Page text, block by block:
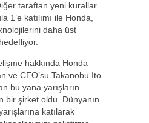
taraftan yeni kurallar
1’e katılımı ile Honda,
daha üst
hakkında Honda
ve CEO’su Takanobu Ito
bu yana yarışların
bir şirket oldu. Dünyanın
katılarak